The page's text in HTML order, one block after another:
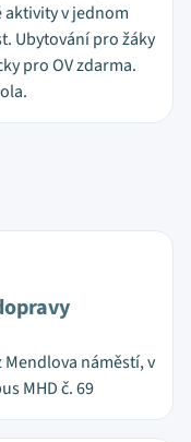
v jednom
Ubytování pro žáky
pro OV zdarma.
Mendlova náměstí, v
MHD č. 69